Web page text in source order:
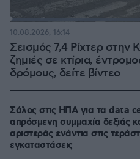
Σεισμός 7,4 Ρίχτερ στην
ζημιές σε κτίρια,
δρόμους, δείτε βίντεο
10.08.2026, 16:14
Σάλος στις ΗΠΑ για τα data
απρόσμενη συμμαχία δεξιάς
αριστεράς ενάντια στις
εγκαταστάσεις